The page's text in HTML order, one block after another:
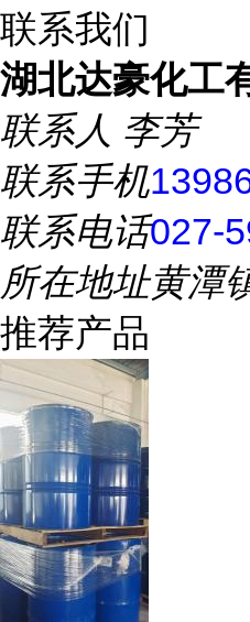
联系我们
湖北达豪化工
联系人 李芳
联系手机
联系电话027-
所在地址黄潭
推荐产品